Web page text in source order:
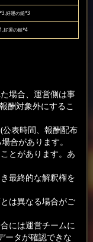
好運の鎚*3
好運の鎚*4
場合、運営側は事
酬対象外にするこ
表時間、報酬配布
合があります。
とがあります。あ
最終的な解釈権を
は異なる場合がご
には運営チームに
ータが確認できな